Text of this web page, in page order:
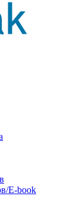
E-book